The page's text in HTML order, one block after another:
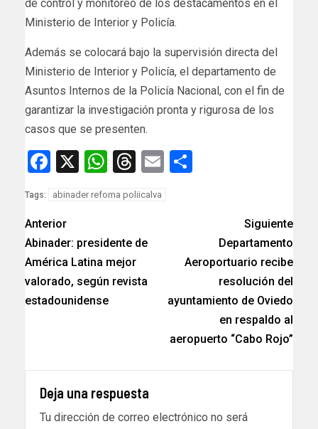
de control y monitoreo de los destacamentos en el
Ministerio de Interior y Policía.
Además se colocará bajo la supervisión directa del
Ministerio de Interior y Policía, el departamento de
Asuntos Internos de la Policía Nacional, con el fin de
garantizar la investigación pronta y rigurosa de los
casos que se presenten.
Facebook
X WhatsApp
Threads
Email
Tags: abinader refoma poliicalva
Anterior
Abinader: presidente de
América Latina mejor
valorado, según revista
estadounidense
Siguiente
Departamento
Aeroportuario recibe
resolución del
ayuntamiento de Oviedo
en respaldo al
aeropuerto “Cabo Rojo”
Deja una respuesta
Tu dirección de correo electrónico no será